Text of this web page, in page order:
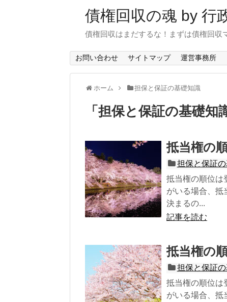
債権回収の魂 by 行
債権回収はまだするな！まずは債権回収
お問い合わせ サイトマップ 運営事務所
ホーム 担保と保証の基礎知識
「 担保と保証の基礎知
抵当権の
担保と保証
抵当権の順位は
がいる場合、抵
決まるの...
記事を読む
抵当権の
担保と保証
抵当権の順位は
がいる場合、抵